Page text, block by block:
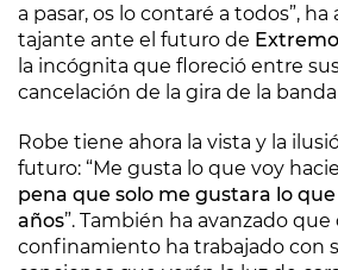
a pasar, os lo contaré a todos”,
tajante ante el futuro de
la incógnita que floreció entre
cancelación de la gira de la
Robe tiene ahora la vista y la
futuro: “Me gusta lo que voy
pena que solo me gustara lo
años”. También ha avanzado que
confinamiento ha trabajado con